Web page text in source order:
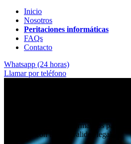
Inicio
Nosotros
Peritaciones informáticas
FAQs
Contacto
Whatsapp (24 horas)
Llamar por teléfono
Informes periciales informáticos para
abogados con toda la validez legal.